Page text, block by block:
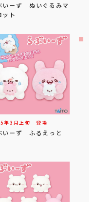
いーず ぬいぐるみマ
ット
年3 月 上旬 登場
いーず ふるえっと